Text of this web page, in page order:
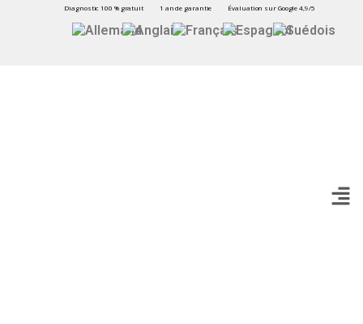
Diagnostic 100 % gratuit 1 an de garantie Évaluation sur Google 4,9/5